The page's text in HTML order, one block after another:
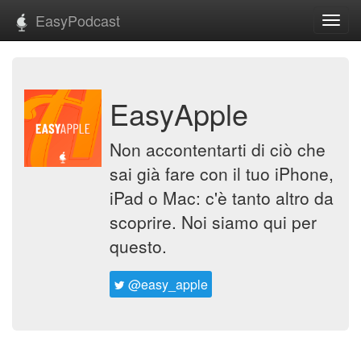
EasyPodcast
EasyApple
Non accontentarti di ciò che
sai già fare con il tuo iPhone,
iPad o Mac: c'è tanto altro da
scoprire. Noi siamo qui per
questo.
@easy_apple